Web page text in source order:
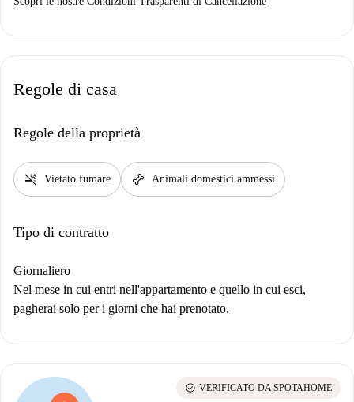
Regole di casa
Regole della proprietà
smoke_free Vietato fumare pet_supplies Animali domestici ammessi
Tipo di contratto
Giornaliero
Nel mese in cui entri nell'appartamento e quello in cui esci,
pagherai solo per i giorni che hai prenotato.
check_circle VERIFICATO DA SPOTAHOME